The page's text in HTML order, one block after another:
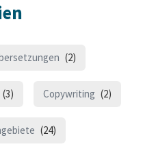
(2)
(3) Copywriting (2)
(24)